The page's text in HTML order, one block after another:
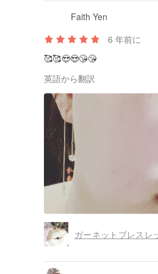
Faith Yen
6 年前に
🥰🥰😍😍😘😘
英語から翻訳
ガーネットブレスレ